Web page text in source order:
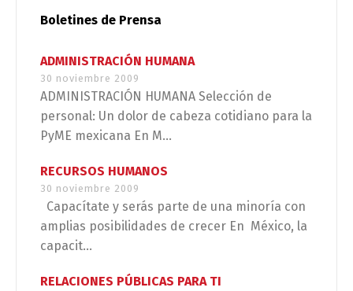
Boletines de Prensa
ADMINISTRACIÓN HUMANA
30 noviembre 2009
ADMINISTRACIÓN HUMANA Selección de
personal: Un dolor de cabeza cotidiano para la
PyME mexicana En M...
RECURSOS HUMANOS
30 noviembre 2009
Capacítate y serás parte de una minoría con
amplias posibilidades de crecer En México, la
capacit...
RELACIONES PÚBLICAS PARA TI